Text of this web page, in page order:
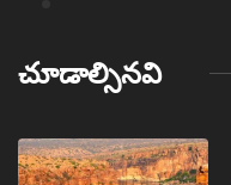
చూడాల్సినవి